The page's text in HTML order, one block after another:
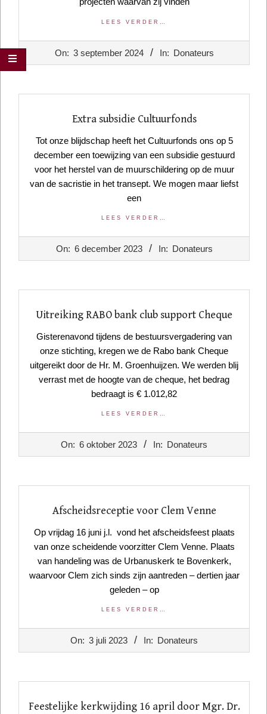
LEES VERDER…
2024-
03
On: 3 september 2024 In: Donateurs
Extra subsidie Cultuurfonds
Tot onze blijdschap heeft het Cultuurfonds ons op 5
december een toewijzing van een subsidie gestuurd
voor het herstel van de muurschildering op de muur
van de sacristie in het transept. We mogen maar liefst
een
LEES VERDER…
On: 6 december 2023 In: Donateurs
Uitreiking RABO bank club support Cheque
Gisterenavond tijdens de bestuursvergadering van
onze stichting, kregen we de Rabo bank Cheque
uitgereikt door de Hr. M. Groenhuijzen. We werden blij
verrast met de hoogte van de cheque, het bedrag
bedraagt is € 1.012,82
LEES VERDER…
On: 6 oktober 2023 In: Donateurs
Afscheidsreceptie voor Clem Venne
Op vrijdag 16 juni j.l. vond het afscheidsfeest plaats
van onze scheidende voorzitter Clem Venne. Plaats
van handeling was de Urbanuskerk te Bovenkerk,
waarvoor Clem zich sinds zijn aantreden – dertien jaar
geleden – op
LEES VERDER…
On: 3 juli 2023 In: Donateurs
Feestelijke kerkwijding 16 april door Mgr. Dr.